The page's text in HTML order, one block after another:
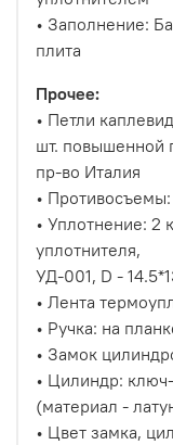
• Заполнение:
плита
Прочее:
• Петли
шт. повышенной
пр-во Италия
• Противосъемы:
• Уплотнение: 2
уплотнителя,
УД-001, D -
• Лента
• Ручка: на
• Замок
• Цилиндр:
(материал -
• Цвет замка,